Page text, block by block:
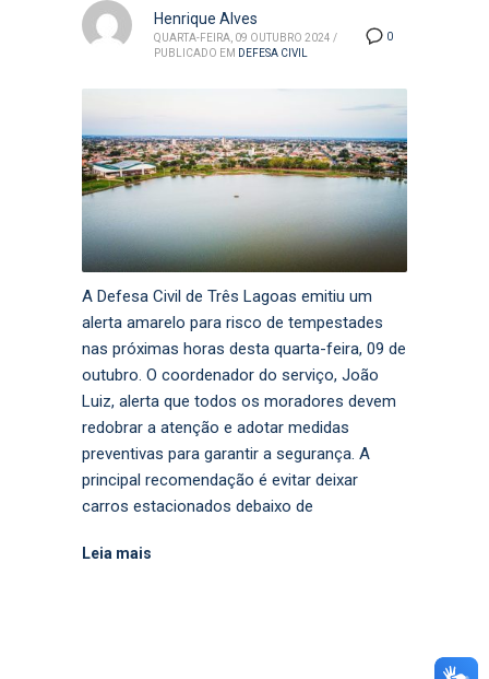
0
Henrique Alves
QUARTA-FEIRA, 09 OUTUBRO 2024 /
PUBLICADO EM DEFESA CIVIL
A Defesa Civil de Três Lagoas emitiu um
alerta amarelo para risco de tempestades
nas próximas horas desta quarta-feira, 09 de
outubro. O coordenador do serviço, João
Luiz, alerta que todos os moradores devem
redobrar a atenção e adotar medidas
preventivas para garantir a segurança. A
principal recomendação é evitar deixar
carros estacionados debaixo de
Leia mais